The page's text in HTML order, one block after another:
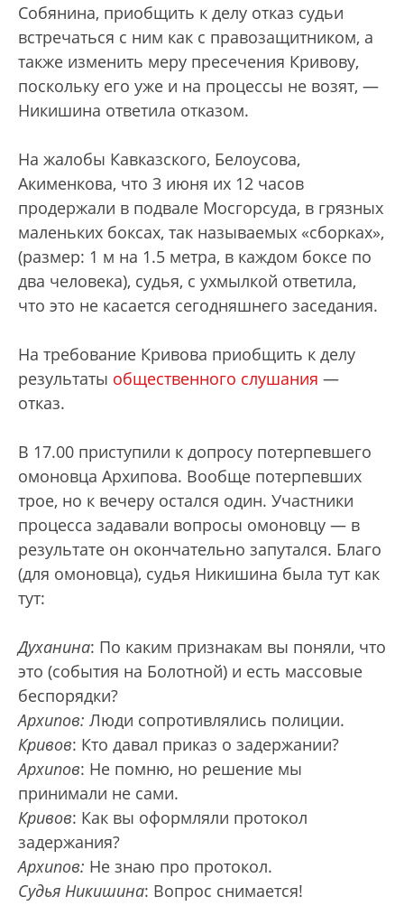
Собянина, приобщить к делу отказ судьи
встречаться с ним как с правозащитником, а
также изменить меру пресечения Кривову,
поскольку его уже и на процессы не возят, —
Никишина ответила отказом.
На жалобы Кавказского, Белоусова,
Акименкова, что 3 июня их 12 часов
продержали в подвале Мосгорсуда, в грязных
маленьких боксах, так называемых «сборках»,
(размер: 1 м на 1.5 метра, в каждом боксе по
два человека), судья, с ухмылкой ответила,
что это не касается сегодняшнего заседания.
На требование Кривова приобщить к делу
результаты общественного слушания —
отказ.
В 17.00 приступили к допросу потерпевшего
омоновца Архипова. Вообще потерпевших
трое, но к вечеру остался один. Участники
процесса задавали вопросы омоновцу — в
результате он окончательно запутался. Благо
(для омоновца), судья Никишина была тут как
тут:
Духанина: По каким признакам вы поняли, что
это (события на Болотной) и есть массовые
беспорядки?
Архипов: Люди сопротивлялись полиции.
Кривов: Кто давал приказ о задержании?
Архипов: Не помню, но решение мы
принимали не сами.
Кривов: Как вы оформляли протокол
задержания?
Архипов: Не знаю про протокол.
Судья Никишина: Вопрос снимается!